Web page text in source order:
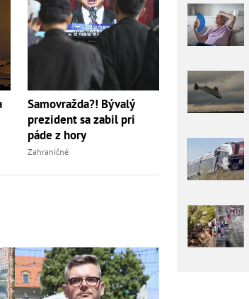
Samovražda?! Bývalý
prezident sa zabil pri
páde z hory
Zahraničné